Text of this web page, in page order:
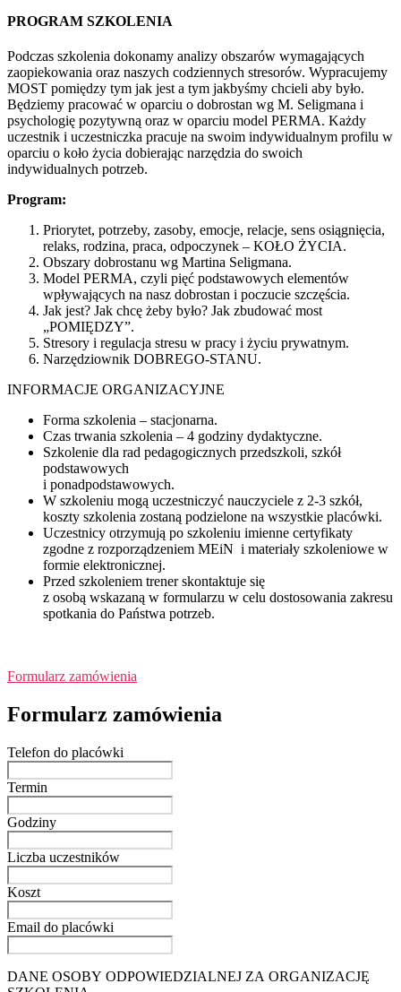
PROGRAM SZKOLENIA
Podczas szkolenia dokonamy analizy obszarów wymagających
zaopiekowania oraz naszych codziennych stresorów. Wypracujemy
MOST pomiędzy tym jak jest a tym jakbyśmy chcieli aby było.
Będziemy pracować w oparciu o dobrostan wg M. Seligmana i
psychologię pozytywną oraz w oparciu model PERMA. Każdy
uczestnik i uczestniczka pracuje na swoim indywidualnym profilu w
oparciu o koło życia dobierając narzędzia do swoich
indywidualnych potrzeb.
Program:
Priorytet, potrzeby, zasoby, emocje, relacje, sens osiągnięcia,
relaks, rodzina, praca, odpoczynek – KOŁO ŻYCIA.
Obszary dobrostanu wg Martina Seligmana.
Model PERMA, czyli pięć podstawowych elementów
wpływających na nasz dobrostan i poczucie szczęścia.
Jak jest? Jak chcę żeby było? Jak zbudować most
„POMIĘDZY”.
Stresory i regulacja stresu w pracy i życiu prywatnym.
Narzędziownik DOBREGO-STANU.
INFORMACJE ORGANIZACYJNE
Forma szkolenia – stacjonarna.
Czas trwania szkolenia – 4 godziny dydaktyczne.
Szkolenie dla rad pedagogicznych przedszkoli, szkół
podstawowych
i ponadpodstawowych.
W szkoleniu mogą uczestniczyć nauczyciele z 2-3 szkół,
koszty szkolenia zostaną podzielone na wszystkie placówki.
Uczestnicy otrzymują po szkoleniu imienne certyfikaty
zgodne z rozporządzeniem MEiN i materiały szkoleniowe w
formie elektronicznej.
Przed szkoleniem trener skontaktuje się
z osobą wskazaną w formularzu w celu dostosowania zakresu
spotkania do Państwa potrzeb.
Formularz zamówienia
Formularz zamówienia
Telefon do placówki
Termin
Godziny
Liczba uczestników
Koszt
Email do placówki
DANE OSOBY ODPOWIEDZIALNEJ ZA ORGANIZACJĘ